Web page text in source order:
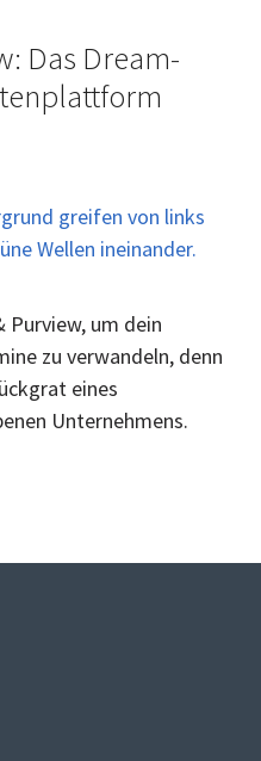
Das Dream-
Purview, um dein
zu verwandeln, denn
eines
Unternehmens.